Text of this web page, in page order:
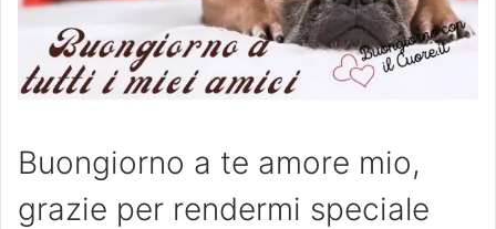
Buongiorno a te amore mio,
grazie per rendermi speciale